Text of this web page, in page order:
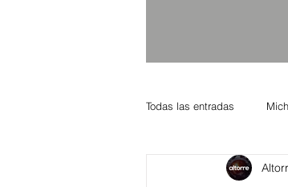
Todas las entradas
Nacional Internacional